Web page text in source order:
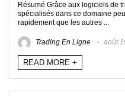
Résumé Grâce aux logiciels de
spécialisés dans ce domaine
rapidement que les autres ...
Trading En Ligne août
READ MORE +